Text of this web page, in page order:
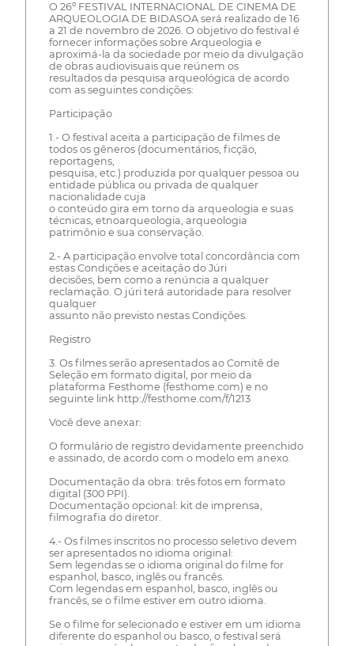
O 26º FESTIVAL INTERNACIONAL DE CINEMA DE
ARQUEOLOGIA DE BIDASOA será realizado de 16
a 21 de novembro de 2026. O objetivo do festival é
fornecer informações sobre Arqueologia e
aproximá-la da sociedade por meio da divulgação
de obras audiovisuais que reúnem os
resultados da pesquisa arqueológica de acordo
com as seguintes condições:
Participação
1.- O festival aceita a participação de filmes de
todos os gêneros (documentários, ficção,
reportagens,
pesquisa, etc.) produzida por qualquer pessoa ou
entidade pública ou privada de qualquer
nacionalidade cuja
o conteúdo gira em torno da arqueologia e suas
técnicas, etnoarqueologia, arqueologia
patrimônio e sua conservação.
2.- A participação envolve total concordância com
estas Condições e aceitação do Júri
decisões, bem como a renúncia a qualquer
reclamação. O júri terá autoridade para resolver
qualquer
assunto não previsto nestas Condições.
Registro
3. Os filmes serão apresentados ao Comitê de
Seleção em formato digital, por meio da
plataforma Festhome (festhome.com) e no
seguinte link http://festhome.com/f/1213
Você deve anexar:
O formulário de registro devidamente preenchido
e assinado, de acordo com o modelo em anexo.
Documentação da obra: três fotos em formato
digital (300 PPI).
Documentação opcional: kit de imprensa,
filmografia do diretor.
4.- Os filmes inscritos no processo seletivo devem
ser apresentados no idioma original:
Sem legendas se o idioma original do filme for
espanhol, basco, inglês ou francês.
Com legendas em espanhol, basco, inglês ou
francês, se o filme estiver em outro idioma.
Se o filme for selecionado e estiver em um idioma
diferente do espanhol ou basco, o festival será